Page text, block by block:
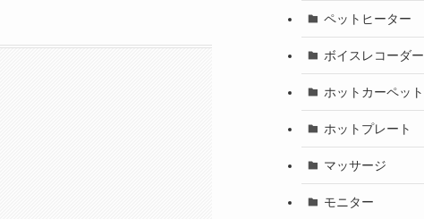
ペットヒーター
ボイスレコーダー
ホットカーペット
ホットプレート
マッサージ
モニター